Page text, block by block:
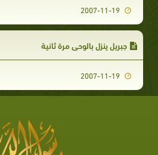
جبريل ينزل بالوحي مرة ثانية